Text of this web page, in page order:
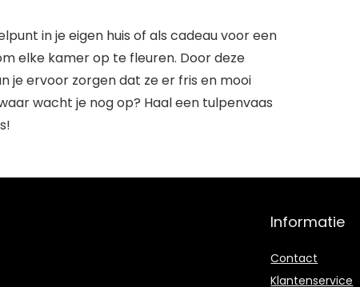
in je eigen huis of als cadeau voor een
elke kamer op te fleuren. Door deze
je ervoor zorgen dat ze er fris en mooi
wacht je nog op? Haal een tulpenvaas
Informatie
Contact
Klantenservice